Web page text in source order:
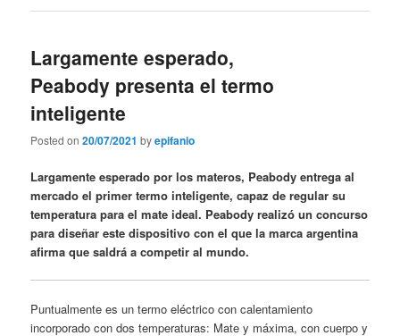
Largamente esperado,
Peabody presenta el termo
inteligente
Posted on20/07/2021 byepifanio
Largamente esperado por los materos, Peabody entrega al
mercado el primer termo inteligente, capaz de regular su
temperatura para el mate ideal. Peabody realizó un concurso
para diseñar este dispositivo con el que la marca argentina
afirma que saldrá a competir al mundo.
Puntualmente es un termo eléctrico con calentamiento
incorporado con dos temperaturas: Mate y máxima, con cuerpo y